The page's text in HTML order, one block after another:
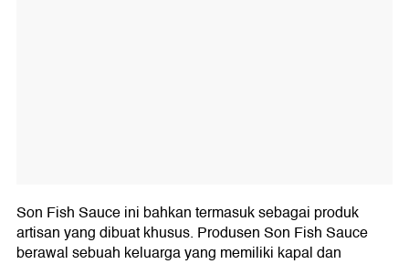
Son Fish Sauce ini bahkan termasuk sebagai produk
artisan yang dibuat khusus. Produsen Son Fish Sauce
berawal sebuah keluarga yang memiliki kapal dan